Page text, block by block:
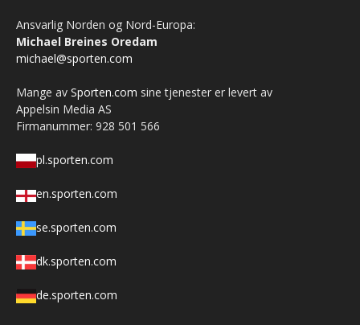
Ansvarlig Norden og Nord-Europa:
Michael Breines Oredam
michael@sporten.com
Mange av Sporten.com sine tjenester er levert av
Appelsin Media AS
Firmanummer: 928 501 566
pl.sporten.com
en.sporten.com
se.sporten.com
dk.sporten.com
de.sporten.com